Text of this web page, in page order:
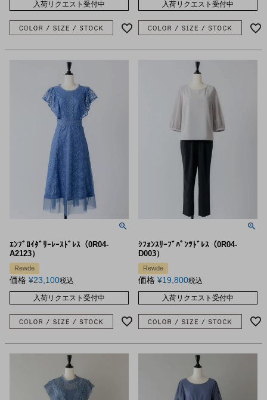
入荷リクエスト受付中 入荷リクエスト受付中
ｴﾝﾌﾞﾛｲﾀﾞﾘｰﾚｰｽﾄﾞﾚｽ（0R04-
A2123）
Rewde
価格 ¥23,100税込
入荷リクエスト受付中
ｼﾌｫﾝｽﾘｰﾌﾞﾊﾟﾝﾂﾄﾞﾚｽ（0R04-
D003）
Rewde
価格 ¥19,800税込
入荷リクエスト受付中